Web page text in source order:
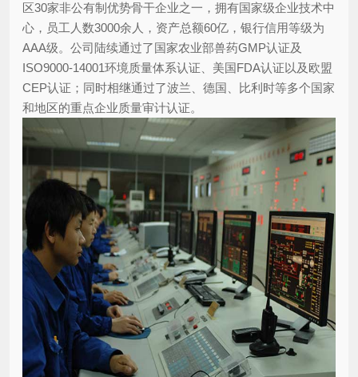
区30家非公有制优势骨干企业之一，拥有国家级企业技术中
心，员工人数3000余人，资产总额60亿，银行信用等级为
AAA级。公司陆续通过了国家农业部兽药GMP认证及
ISO9000-14001环境质量体系认证、美国FDA认证以及欧盟
CEP认证；同时相继通过了波兰、德国、比利时等多个国家
和地区的重点企业质量审计认证。